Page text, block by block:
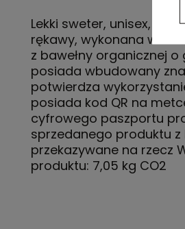
Lekki sweter, unisex,
rękawy, wykonana w
z bawełny organicznej
posiada wbudowany
potwierdza
posiada kod QR na
cyfrowego paszportu
sprzedanego produktu
przekazywane na rzecz
produktu: 7,05 kg CO2